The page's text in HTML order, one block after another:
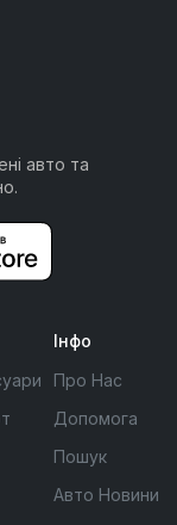
авто та
Інфо
Про Нас
Допомога
Пошук
Авто Новини